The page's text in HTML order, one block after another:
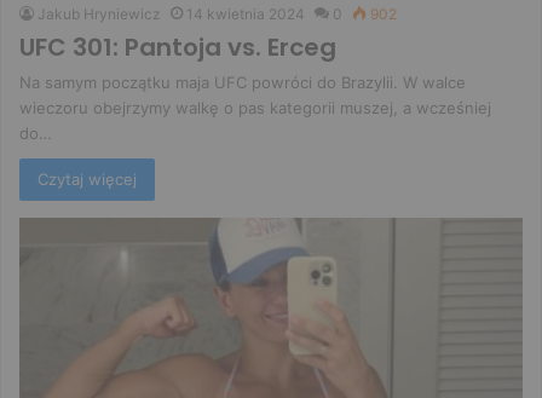
Jakub Hryniewicz 14 kwietnia 2024 0 902
UFC 301: Pantoja vs. Erceg
Na samym początku maja UFC powróci do Brazylii. W walce
wieczoru obejrzymy walkę o pas kategorii muszej, a wcześniej
do…
Czytaj więcej